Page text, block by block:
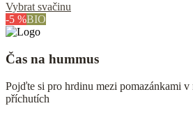
Vybrat svačinu
-5 %BIO
Čas na hummus
Pojďte si pro hrdinu mezi pomazánkami
příchutích